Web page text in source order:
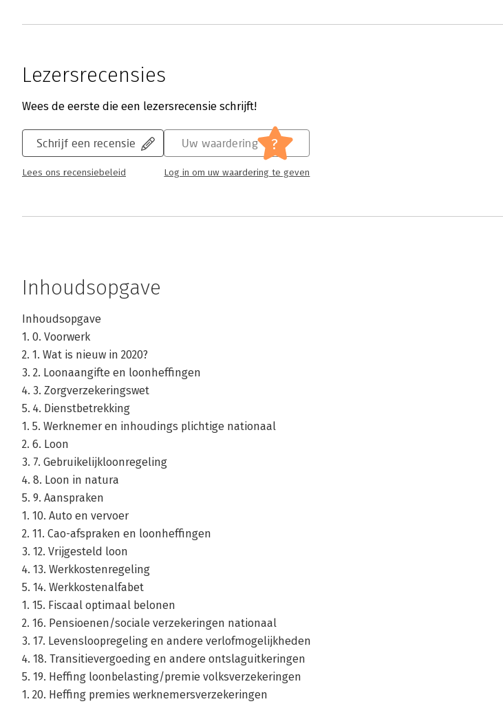
Lezersrecensies
Wees de eerste die een lezersrecensie schrijft!
Schrijf een recensie
Lees ons recensiebeleid
Uw waardering ?
Log in om uw waardering te geven
Inhoudsopgave
Inhoudsopgave
1. 0. Voorwerk
2. 1. Wat is nieuw in 2020?
3. 2. Loonaangifte en loonheffingen
4. 3. Zorgverzekeringswet
5. 4. Dienstbetrekking
1. 5. Werknemer en inhoudings plichtige nationaal
2. 6. Loon
3. 7. Gebruikelijkloonregeling
4. 8. Loon in natura
5. 9. Aanspraken
1. 10. Auto en vervoer
2. 11. Cao-afspraken en loonheffingen
3. 12. Vrijgesteld loon
4. 13. Werkkostenregeling
5. 14. Werkkostenalfabet
1. 15. Fiscaal optimaal belonen
2. 16. Pensioenen/sociale verzekeringen nationaal
3. 17. Levensloopregeling en andere verlofmogelijkheden
4. 18. Transitievergoeding en andere ontslaguitkeringen
5. 19. Heffing loonbelasting/premie volksverzekeringen
1. 20. Heffing premies werknemersverzekeringen